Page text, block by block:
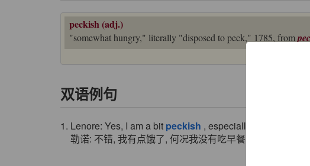
peckish (adj.)
"somewhat hungry," literally "disposed to peck," 1785, from
双语例句
1. Lenore: Yes, I am a bit peckish , especially as I didn't
勒诺: 不错, 我有点饿了, 何况我没有吃早餐.